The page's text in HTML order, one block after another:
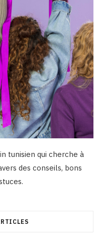
tunisien qui cherche à
des conseils, bons